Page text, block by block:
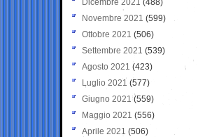
Dicembre 2021 (488)
Novembre 2021 (599)
Ottobre 2021 (506)
Settembre 2021 (539)
Agosto 2021 (423)
Luglio 2021 (577)
Giugno 2021(559)
Maggio 2021 (556)
Aprile 2021 (506)